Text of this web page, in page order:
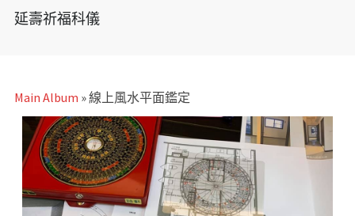
延壽祈福科儀
Main Album » 線上風水平面鑑定